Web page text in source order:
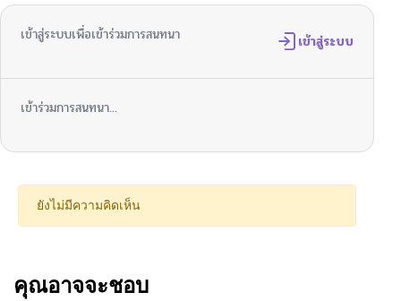
เข้าสู่ระบบเพื่อเข้าร่วมการสนทนา เข้าสู่ระบบ
เข้าร่วมการสนทนา...
ยังไม่มีความคิดเห็น
คุณอาจจะชอบ